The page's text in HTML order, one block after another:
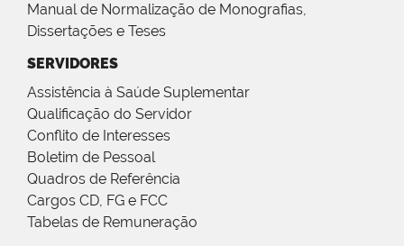
Manual de Normalização de Monografias,
Dissertações e Teses
SERVIDORES
Assistência à Saúde Suplementar
Qualificação do Servidor
Conflito de Interesses
Boletim de Pessoal
Quadros de Referência
Cargos CD, FG e FCC
Tabelas de Remuneração